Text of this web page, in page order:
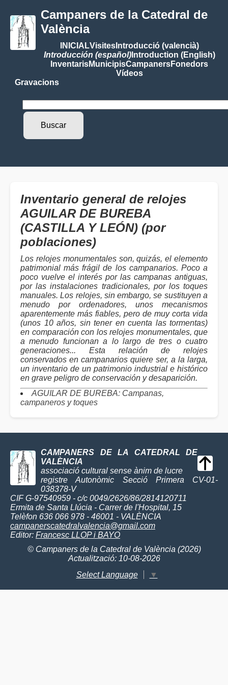
Campaners de la Catedral de
València
INICIALVisitesIntroducció (valencià)
Introducción (español)Introduction (English)
InventarisMunicipisCampanersFonedors
Vídeos
Gravacions
Inventario general de relojes
AGUILAR DE BUREBA
(CASTILLA Y LEÓN) (por
poblaciones)
Los relojes monumentales son, quizás, el elemento
patrimonial más frágil de los campanarios. Poco a
poco vuelve el interés por las campanas antiguas,
por las instalaciones tradicionales, por los toques
manuales. Los relojes, sin embargo, se sustituyen a
menudo por ordenadores, unos mecanismos
aparentemente más fiables, pero de muy corta vida
(unos 10 años, sin tener en cuenta las tormentas)
en comparación con los relojes monumentales, que
a menudo funcionan a lo largo de tres o cuatro
generaciones... Esta relación de relojes
conservados en campanarios quiere ser, a la larga,
un inventario de un patrimonio industrial e histórico
en grave peligro de conservación y desaparición.
AGUILAR DE BUREBA: Campanas,
campaneros y toques
CAMPANERS DE LA CATEDRAL DE
VALÈNCIA
associació cultural sense ànim de lucre
registre Autonòmic Secció Primera CV-01-
038378-V
CIF G-97540959 - c/c 0049/2626/86/2814120711
Ermita de Santa Llúcia - Carrer de l'Hospital, 15
Telèfon 636 066 978 - 46001 - VALÈNCIA
campanerscatedralvalencia@gmail.com
Editor: Francesc LLOP i BAYO
© Campaners de la Catedral de València (2026)
Actualització: 10-08-2026
Select Language
▼